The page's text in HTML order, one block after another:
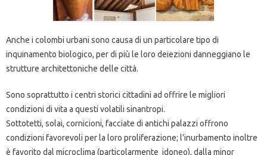
Anche i colombi urbani sono causa di un particolare tipo di
inquinamento biologico, per di più le loro deiezioni danneggiano le
strutture architettoniche delle città.
Sono soprattutto i centri storici cittadini ad offrire le migliori
condizioni di vita a questi volatili sinantropi.
Sottotetti, solai, cornicioni, facciate di antichi palazzi offrono
condizioni favorevoli per la loro proliferazione; l’inurbamento inoltre
è favorito dal microclima (particolarmente idoneo), dalla minor